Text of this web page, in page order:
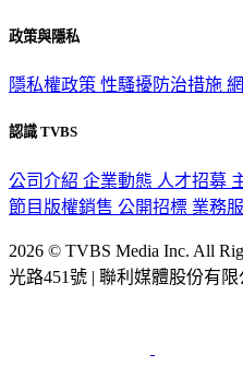
政策與隱私
隱私權政策 性騷擾防治措施
認識 TVBS
公司介紹 企業動態 人才招募
節目版權銷售 公開招標 業務
2026 © TVBS Media Inc. All
光路451號 | 聯利媒體股份有限